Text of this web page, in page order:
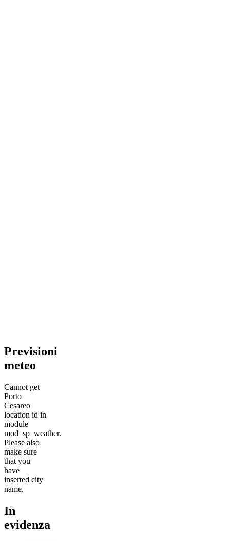
Previsioni
meteo
Cannot get
Porto
Cesareo
location id in
module
mod_sp_weather.
Please also
make sure
that you
have
inserted city
name.
In
evidenza